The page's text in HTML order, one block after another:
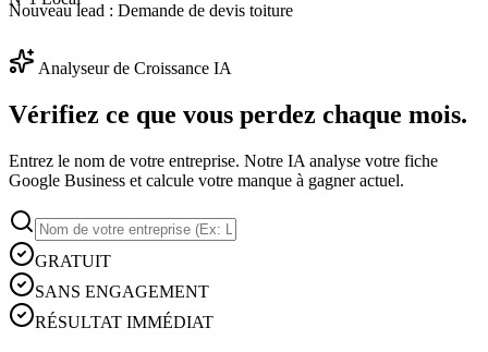
Nouveau lead : Demande de devis toiture
Analyseur de Croissance IA
Vérifiez ce que vous perdez chaque mois.
Entrez le nom de votre entreprise. Notre IA analyse votre fiche
Google Business et calcule votre manque à gagner actuel.
GRATUIT
SANS ENGAGEMENT
RÉSULTAT IMMÉDIAT